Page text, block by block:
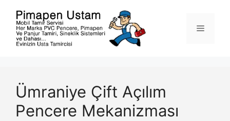
Menü
Ümraniye Çift Açılım
Pencere Mekanizması